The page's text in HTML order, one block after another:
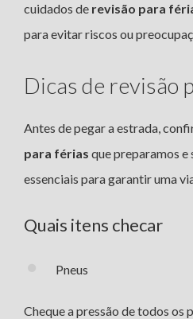
cuidados de revisão para
para evitar riscos ou
Dicas de revisão
Antes de pegar a estrada,
para férias que preparamos e
essenciais para garantir uma
Quais itens checar
Pneus
Cheque a pressão de todos os